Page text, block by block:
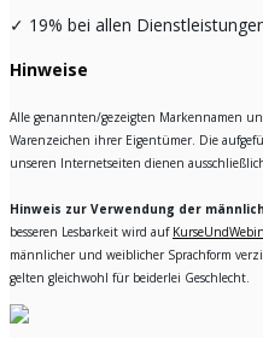
✓ 19% bei allen
Hinweise
Alle genannten/gezeigten Markennamen
Warenzeichen ihrer Eigentümer. Die
unseren Internetseiten dienen
Hinweis zur Verwendung der
besseren Lesbarkeit wird auf
männlicher und weiblicher Sprachform
gelten gleichwohl für beiderlei Geschlecht.